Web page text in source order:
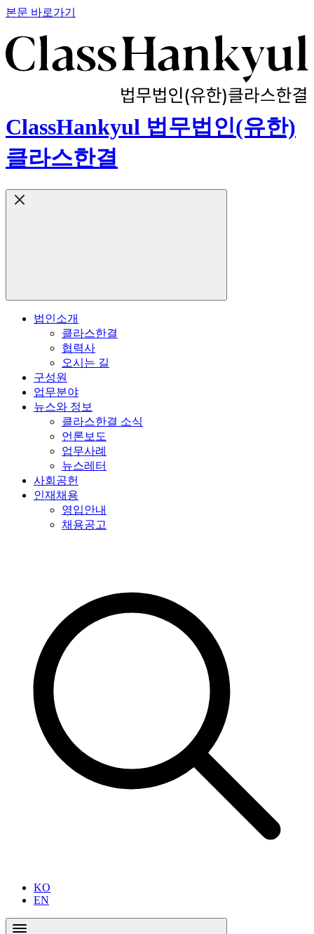
본문 바로가기
ClassHankyul 법무법인(유한)
클라스한결
법인소개
클라스한결
협력사
오시는 길
구성원
업무분야
뉴스와 정보
클라스한결 소식
언론보도
업무사례
뉴스레터
사회공헌
인재채용
영입안내
채용공고
KO
EN